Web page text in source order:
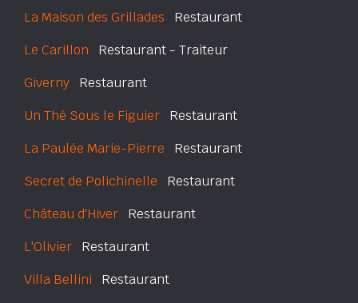
La Maison des Grillades Restaurant
Le Carillon Restaurant - Traiteur
Giverny Restaurant
Un Thé Sous le Figuier Restaurant
La Paulée Marie-Pierre Restaurant
Secret de Polichinelle Restaurant
Château d'Hiver Restaurant
L'Olivier Restaurant
Villa Bellini Restaurant